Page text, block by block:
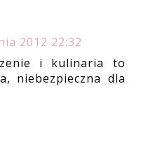
2012 22:32
i kulinaria to
niebezpieczna dla